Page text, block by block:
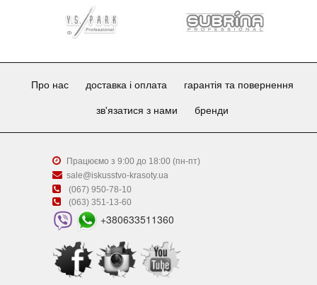
Про нас доставка і оплата гарантія та повернення
зв'язатися з нами бренди
Працюємо з 9:00 до 18:00 (пн-пт)
sale@iskusstvo-krasoty.ua
(067) 950-78-10
(063) 351-13-60
+380633511360